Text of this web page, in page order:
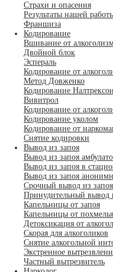
Страхи и опасения
Результаты нашей
Франшиза
Кодирование
Вшивание от
Двойной блок
Эспераль
Кодирование от
Метод Довженко
Кодирование Налтрексон
Вивитрол
Кодирование от
Кодирование уколом
Кодирование от
Снятие кодировки
Вывод из запоя
Вывод из запоя
Вывод из запоя в
Вывод из запоя
Срочный вывод из запоя
Принудительный вывод
Капельницы от запоя
Капельницы от похмелья
Детоксикация от
Скорая для алкоголиков
Снятие алкогольной
Экстренное
Частный вытрезвитель